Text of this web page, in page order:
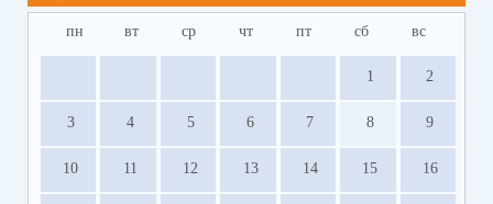
пн вт ср чт пт сб вс
1 2
3 4 5 6 7 8 9
10 11 12 13 14 15 16